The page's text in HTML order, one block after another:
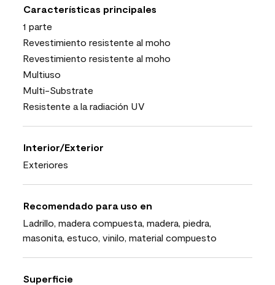
Características principales
1 parte
Revestimiento resistente al moho
Revestimiento resistente al moho
Multiuso
Multi-Substrate
Resistente a la radiación UV
Interior/Exterior
Exteriores
Recomendado para uso en
Ladrillo, madera compuesta, madera, piedra,
masonita, estuco, vinilo, material compuesto
Superficie